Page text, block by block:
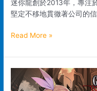
迷你龍創於2013年，專注
堅定不移地貫徹著公司的
Read More »
布